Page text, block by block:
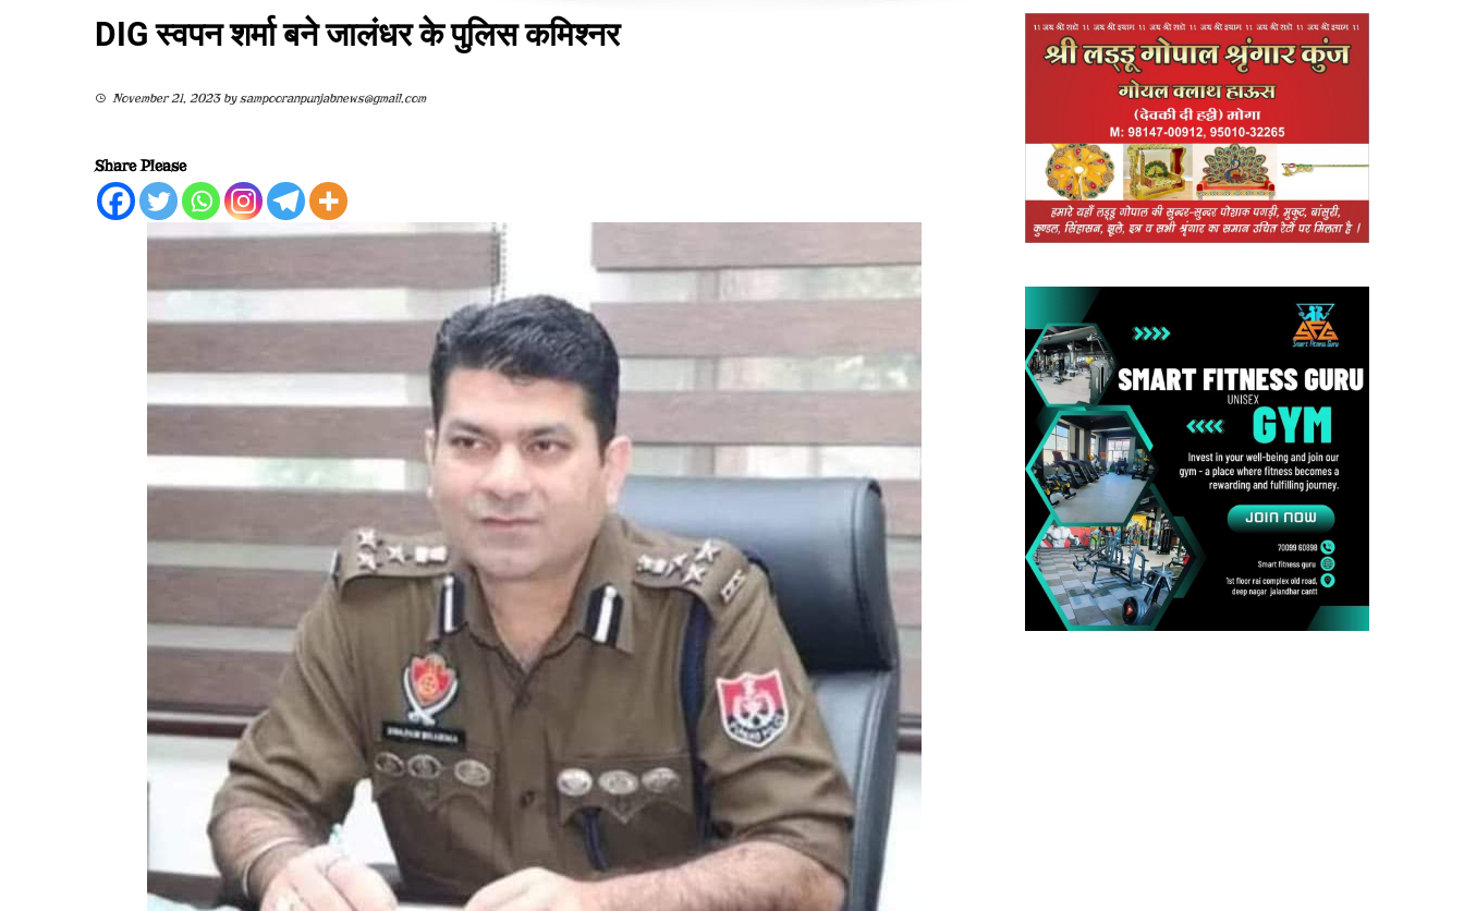
DIG स्वपन शर्मा बने जालंधर के पुलिस कमिश्नर
November 21, 2023bysampooranpunjabnews@gmail.com
Share Please